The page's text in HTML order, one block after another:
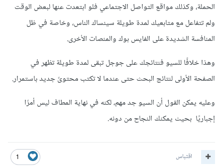
الحملة، وكذلك مواقع التواصل الاجتماعي فلو ابتعدت عنها لبعض الوقت
ولم تتفاعل مع متابعيك لمدة طويلة سينساك الناس، وخاصة في ظل
المنافسة الشديدة على الفايس بوك والمنصات الأخرى.
وهذا خلافًا للسيو فنتائجك على جوجل تبقى لمدة طويلة تظهر في
الصفحة الأولى لنتائج البحث حتى عندما لا تكتب محتوىً جديد باستمرار.
وعليه يمكن القول أن السيو جد مهم، لكنه في نهاية المطاف ليس أمرًا
إجباريًا بحيث يمكنك النجاح من دونه.
1 اقتباس